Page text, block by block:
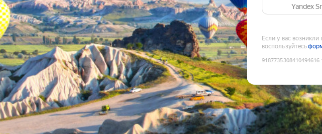
Yandex
Если у вас
воспользуйтесь
9187735308410494616: